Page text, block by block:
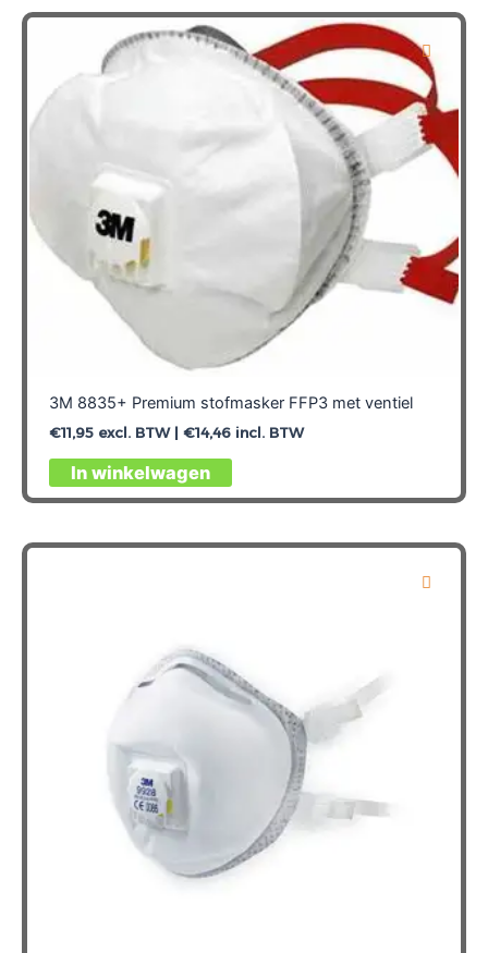
3M 8835+ Premium stofmasker FFP3 met ventiel
€11,95excl. BTW | €14,46incl. BTW
In winkelwagen